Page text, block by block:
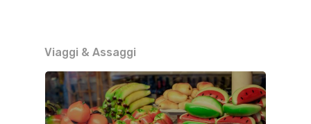
Viaggi & Assaggi